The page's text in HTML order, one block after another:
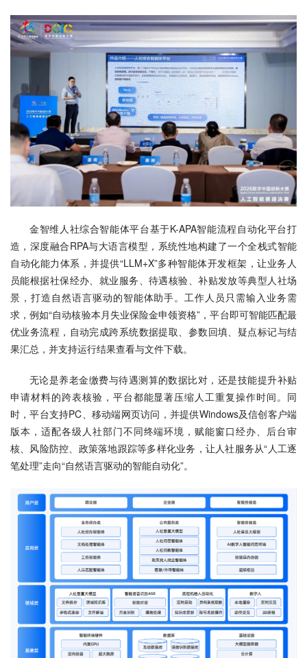
金智维人社综合智能体平台基于K-APA智能流程自动化平台打
造，深度融合RPA与大语言模型，系统性地构建了一个全栈式智能
自动化能力体系，并提供“LLM+X”多种智能体开发框架，让业务人
员能根据社保经办、就业服务、待遇核验、补贴发放等典型人社场
景，打造自然语言驱动的智能体助手。工作人员只需输入业务需
求，例如“自动核验本月失业保险金申领资格”，平台即可智能匹配最
优业务流程，自动完成跨系统数据提取、参数回填、疑点标记与结
果汇总，并支持运行结果查看与文件下载。
无论是养老金缴费与待遇测算的数据比对，还是技能提升补贴
申请材料的跨表核验，平台都能显著压缩人工重复操作时间。同
时，平台支持PC、移动端网页访问，并提供Windows及信创客户端
版本，适配各级人社部门不同终端环境，赋能窗口经办、后台审
核、风险防控、政策落地跟踪等多样化业务，让人社服务从“人工逐
笔处理”走向“自然语言驱动的智能自动化”。